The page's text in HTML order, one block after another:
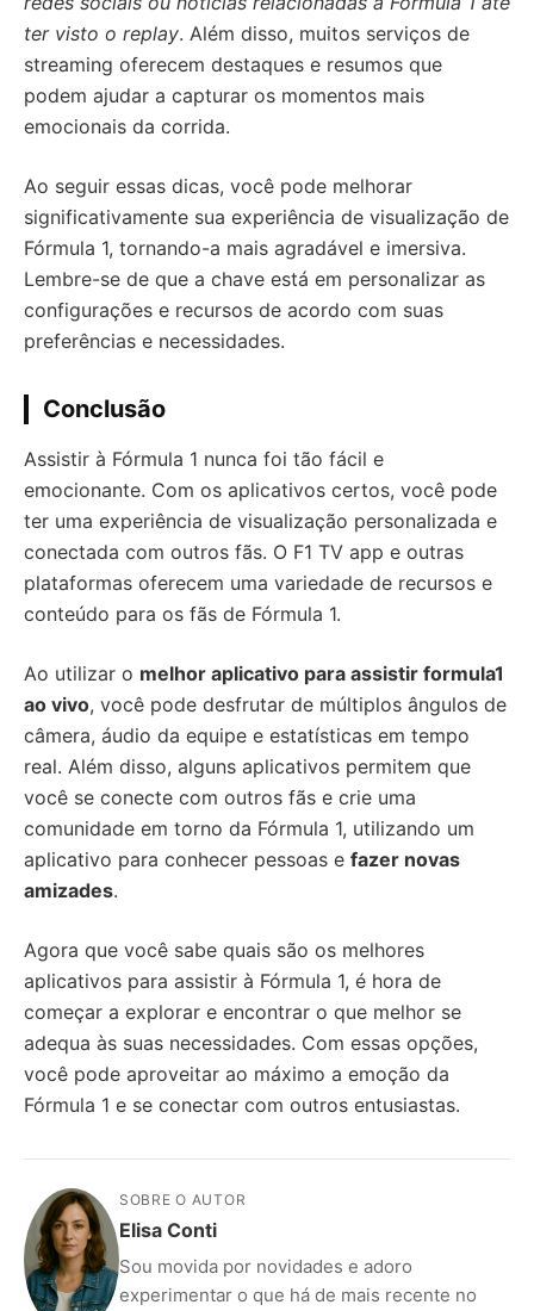
ter visto o replay. Além disso, muitos serviços de
streaming oferecem destaques e resumos que
podem ajudar a capturar os momentos mais
emocionais da corrida.
Ao seguir essas dicas, você pode melhorar
significativamente sua experiência de visualização de
Fórmula 1, tornando-a mais agradável e imersiva.
Lembre-se de que a chave está em personalizar as
configurações e recursos de acordo com suas
preferências e necessidades.
Conclusão
Assistir à Fórmula 1 nunca foi tão fácil e
emocionante. Com os aplicativos certos, você pode
ter uma experiência de visualização personalizada e
conectada com outros fãs. O F1 TV app e outras
plataformas oferecem uma variedade de recursos e
conteúdo para os fãs de Fórmula 1.
Ao utilizar o melhor aplicativo para assistir formula1
ao vivo, você pode desfrutar de múltiplos ângulos de
câmera, áudio da equipe e estatísticas em tempo
real. Além disso, alguns aplicativos permitem que
você se conecte com outros fãs e crie uma
comunidade em torno da Fórmula 1, utilizando um
aplicativo para conhecer pessoas e fazer novas
amizades.
Agora que você sabe quais são os melhores
aplicativos para assistir à Fórmula 1, é hora de
começar a explorar e encontrar o que melhor se
adequa às suas necessidades. Com essas opções,
você pode aproveitar ao máximo a emoção da
Fórmula 1 e se conectar com outros entusiastas.
SOBRE O AUTOR
Elisa Conti
Sou movida por novidades e adoro
experimentar o que há de mais recente no